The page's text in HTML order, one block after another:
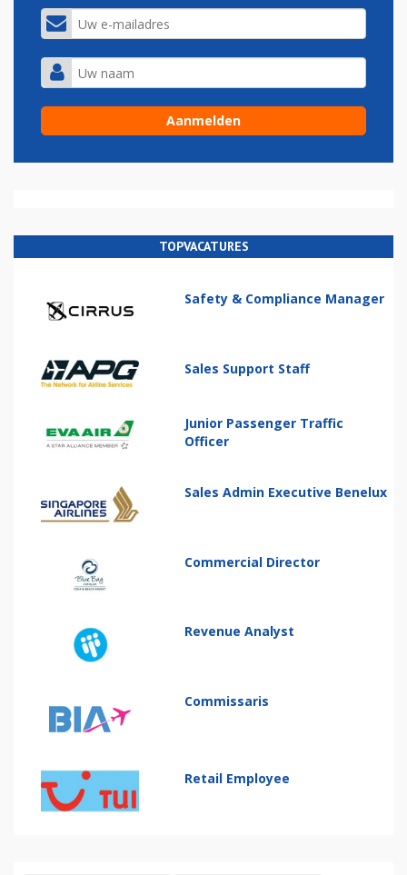
TOPVACATURES
Safety & Compliance Manager
Sales Support Staff
Junior Passenger Traffic
Officer
Sales Admin Executive Benelux
Commercial Director
Revenue Analyst
Commissaris
Retail Employee